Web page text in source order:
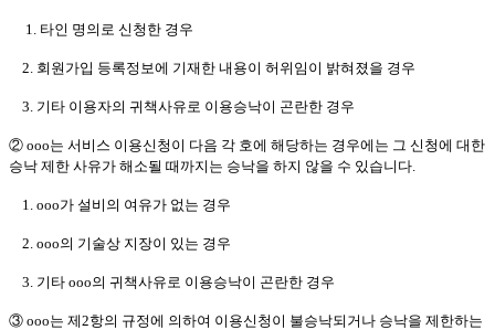
1. 타인 명의로 신청한 경우
2. 회원가입 등록정보에 기재한 내용이 허위임이 밝혀졌을 경우
3. 기타 이용자의 귀책사유로 이용승낙이 곤란한 경우
② ooo는 서비스 이용신청이 다음 각 호에 해당하는 경우에는 그 신청에 대한
승낙 제한 사유가 해소될 때까지는 승낙을 하지 않을 수 있습니다.
1. ooo가 설비의 여유가 없는 경우
2. ooo의 기술상 지장이 있는 경우
3. 기타 ooo의 귀책사유로 이용승낙이 곤란한 경우
③ ooo는 제2항의 규정에 의하여 이용신청이 불승낙되거나 승낙을 제한하는